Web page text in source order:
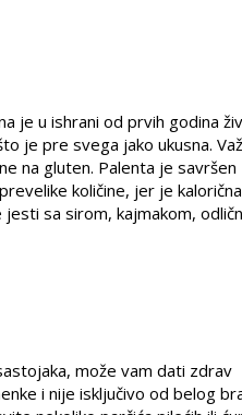
je u ishrani od prvih godina
je pre svega jako ukusna.
na gluten. Palenta je savršen
količine, jer je
sa sirom, kajmakom,
može vam dati zdrav
i nije isključivo od belog